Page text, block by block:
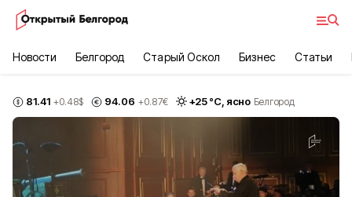
Новости Белгород Старый Оскол Бизнес Статьи
81.41 +0.48$ 94.06 +0.87€ +25°С, ясно Белгород